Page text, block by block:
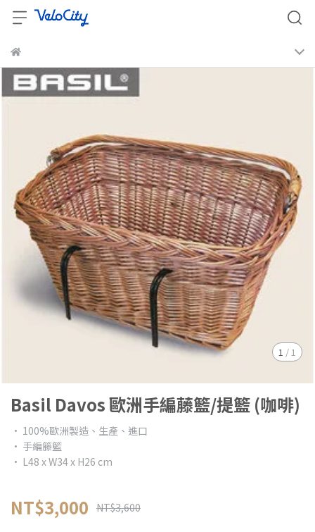
1 / 1
Basil Davos 歐洲手編藤籃/提籃 (咖啡)
• 100%歐洲製造、生產、進口
• 手編籐籃
• L48 x W34 x H26 cm
NT$3,000 NT$3,600